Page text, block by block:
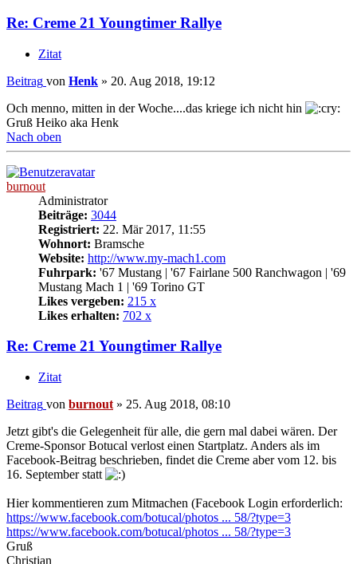
Re: Creme 21 Youngtimer Rallye
Zitat
Beitrag von Henk » 20. Aug 2018, 19:12
Och menno, mitten in der Woche....das kriege ich nicht hin
Gruß Heiko aka Henk
Nach oben
burnout
Administrator
Beiträge: 3044
Registriert: 22. Mär 2017, 11:55
Wohnort: Bramsche
Website: http://www.my-mach1.com
Fuhrpark: '67 Mustang | '67 Fairlane 500 Ranchwagon | '69
Mustang Mach 1 | '69 Torino GT
Likes vergeben: 215 x
Likes erhalten: 702 x
Re: Creme 21 Youngtimer Rallye
Zitat
Beitrag von burnout » 25. Aug 2018, 08:10
Jetzt gibt's die Gelegenheit für alle, die gern mal dabei wären. Der
Creme-Sponsor Botucal verlost einen Startplatz. Anders als im
Facebook-Beitrag beschrieben, findet die Creme aber vom 12. bis
16. September statt
Hier kommentieren zum Mitmachen (Facebook Login erforderlich:
https://www.facebook.com/botucal/photos ... 58/?type=3
https://www.facebook.com/botucal/photos ... 58/?type=3
Gruß
Christian